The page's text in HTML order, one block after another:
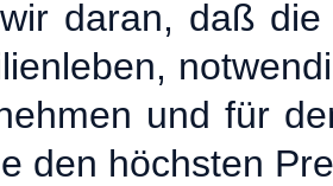
daran, daß
und für
den höchsten